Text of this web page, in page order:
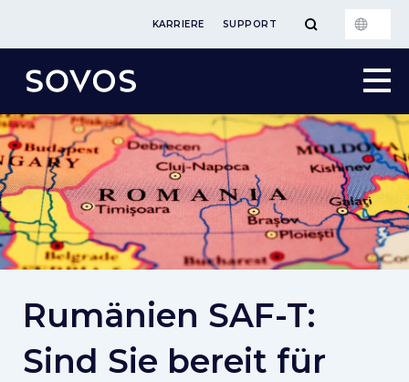
KARRIERE SUPPORT
Rumänien SAF-T:
Sind Sie bereit für